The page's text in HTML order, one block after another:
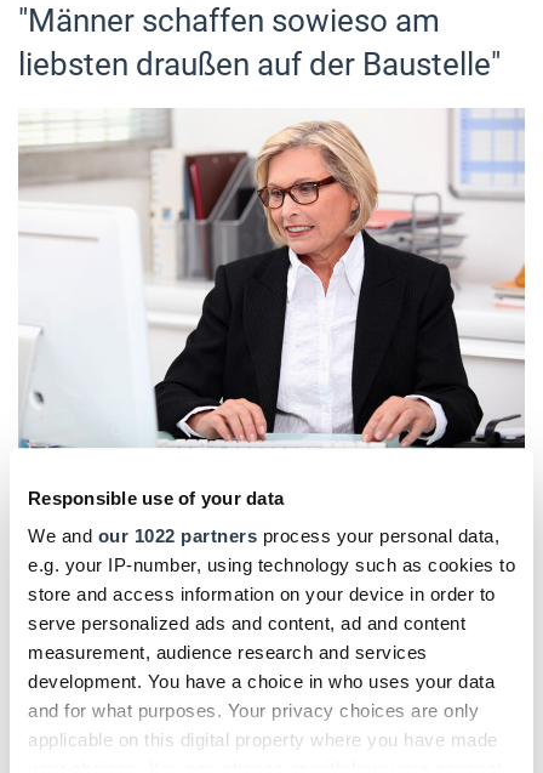
Responsible use of your data
We and our 1022 partners process your personal data,
e.g. your IP-number, using technology such as cookies to
store and access information on your device in order to
serve personalized ads and content, ad and content
measurement, audience research and services
development. You have a choice in who uses your data
and for what purposes. Your privacy choices are only
applicable on this digital property where you have made
"Männer schaffen sowieso am
liebsten draußen auf der Baustelle"
Foto: © auremar/123RF.com
DieMitarbeiter akzeptieren die Chefin, dass sie keinen
Meistertitel hat, ist in den Augen von Ute Bodenseh kein
Problem: "Das klappt, wenn man gute Leute hat. Die
Ausschreibungen macht zum Beispiel mein Mann." Die
Arbeitsteilung passt offensichtlich beiden, "Männer
schaffen sowieso am liebsten draußen auf der Baustelle
und kümmern sich nicht gerne um die kaufmännische